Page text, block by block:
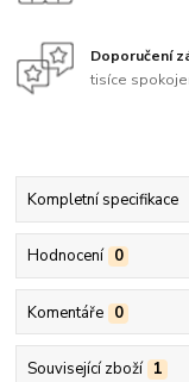
Doporučení
tisíce
Kompletní specifikace
Hodnocení 0
Komentáře 0
Související zboží 1